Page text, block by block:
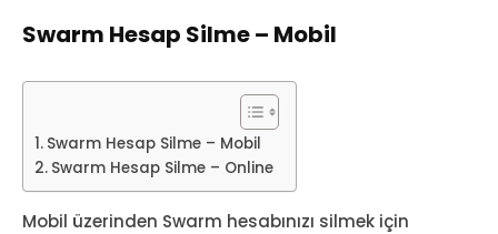
Swarm Hesap Silme – Mobil
Swarm Hesap Silme – Mobil
Swarm Hesap Silme – Online
Mobil üzerinden Swarm hesabınızı silmek için